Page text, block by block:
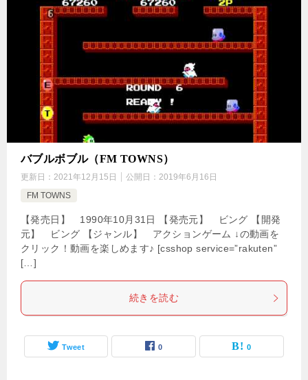
バブルボブル（FM TOWNS）
更新日： 2021年12月15日 公開日： 2019年6月16日
FM TOWNS
【発売日】 1990年10月31日 【発売元】 ビング 【開発
元】 ビング 【ジャンル】 アクションゲーム ↓の動画を
クリック！動画を楽しめます♪ [csshop service=”rakuten”
[…]
続きを読む
Tweet 0 0